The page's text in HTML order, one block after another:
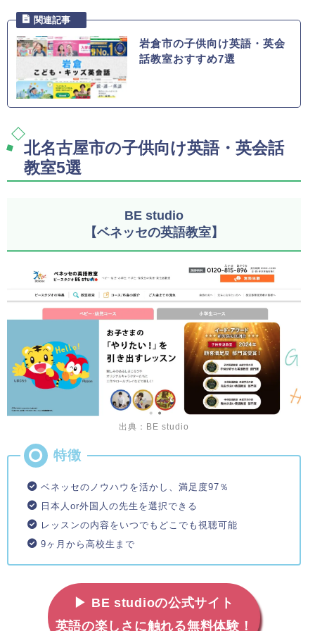
岩倉市の子供向け英語・英会
話教室おすすめ7選
北名古屋市の子供向け英語・英会話
教室5選
BE studio
【ベネッセの英語教室】
出典：BE studio
ベネッセのノウハウを活かし、満足度97％
日本人or外国人の先生を選択できる
レッスンの内容をいつでもどこでも視聴可能
9ヶ月から高校生まで
▶ BE studioの公式サイト
英語の楽しさに触れる無料体験！